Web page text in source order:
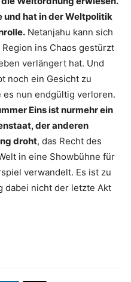
und hat in der Weltpolitik
Netanjahu kann sich
ins Chaos gestürzt
verlängert hat. Und
noch ein Gesicht zu
nun endgültig verloren.
Eins ist nurmehr ein
der anderen
droht, das Recht des
in eine Showbühne für
verwandelt. Es ist zu
dabei nicht der letzte Akt